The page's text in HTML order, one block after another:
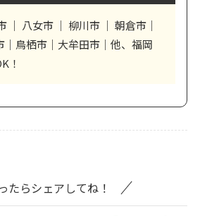
｜ 八女市 ｜ 柳川市 ｜ 朝倉市｜
｜鳥栖市｜大牟田市｜他、福岡
！
たらシェアしてね！